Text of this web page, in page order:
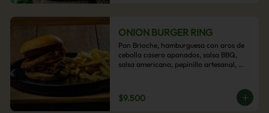
ONION BURGER RING
Pan Brioche, hamburguesa con aros de
cebolla casero apanados, salsa BBQ,
salsa americana, pepinillo artesanal,
papas fritas.
$9.500